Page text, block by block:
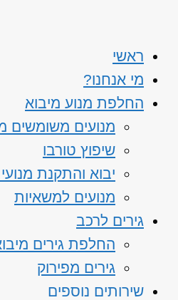
ראשי
מי אנחנו?
החלפת מנוע מיבוא
מנועים משומשים
שיפוץ טורבו
יבוא והתקנת מנועי
מנועים למשאיות
גירים לרכב
החלפת גירים
גירים מפירוק
שירותים נוספים